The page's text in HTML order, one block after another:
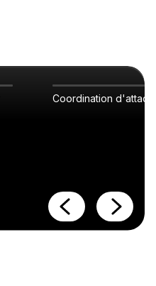
Coordination